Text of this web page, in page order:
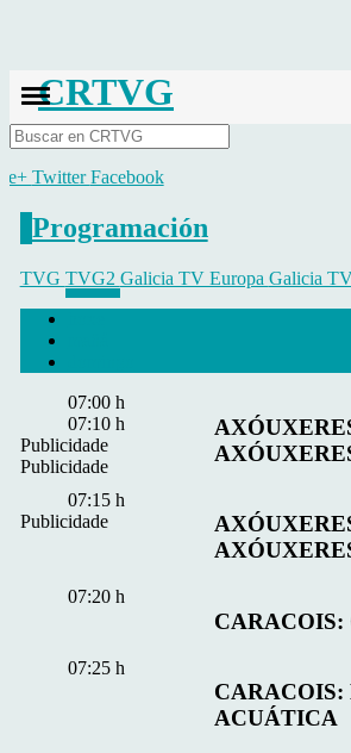
CRTVG
TwitterFacebook
Programación
TVG TVG2 Galicia TV Europa Galicia
07:00 h
07:10 h
07:15 h
CARACOIS:
07:20 h
CARACOIS:
ACUÁTICA
07:25 h
Publicidade
Publicidade
Publicidade